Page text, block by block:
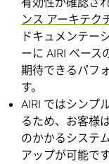
ンス アーキテク
ドキュメンテー
ーに AIRI ベース
期待できるパフ
す。
AIRI ではシンプ
るため、お客様
のかかるシステ
アップが可能で